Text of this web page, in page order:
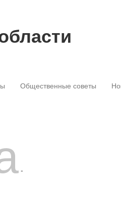
Общественные советы
-